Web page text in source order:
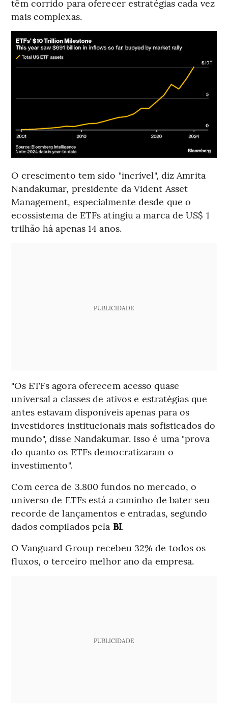
têm corrido para oferecer estratégias cada vez
mais complexas.
O crescimento tem sido "incrível", diz Amrita
Nandakumar, presidente da Vident Asset
Management, especialmente desde que o
ecossistema de ETFs atingiu a marca de US$ 1
trilhão há apenas 14 anos.
PUBLICIDADE
"Os ETFs agora oferecem acesso quase
universal a classes de ativos e estratégias que
antes estavam disponíveis apenas para os
investidores institucionais mais sofisticados do
mundo", disse Nandakumar. Isso é uma "prova
do quanto os ETFs democratizaram o
investimento".
Com cerca de 3.800 fundos no mercado, o
universo de ETFs está a caminho de bater seu
recorde de lançamentos e entradas, segundo
dados compilados pela BI.
O Vanguard Group recebeu 32% de todos os
fluxos, o terceiro melhor ano da empresa.
PUBLICIDADE